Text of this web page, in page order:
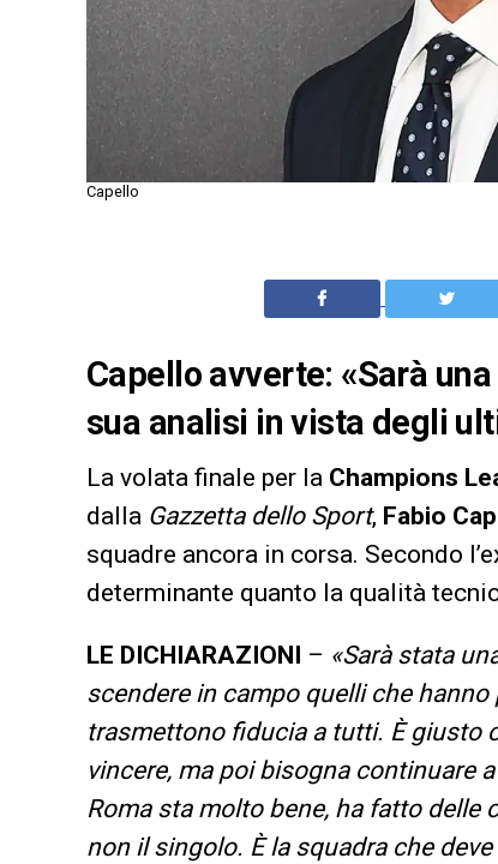
Capello
Capello avverte: «Sarà
sua analisi in vista degli
La volata finale per la Champions
dalla Gazzetta dello Sport, Fabio
squadre ancora in corsa. Secondo
determinante quanto la qualità
LE DICHIARAZIONI – «Sarà stata
scendere in campo quelli che
trasmettono fiducia a tutti. È giusto
vincere, ma poi bisogna continuare
Roma sta molto bene, ha fatto
non il singolo. È la squadra che